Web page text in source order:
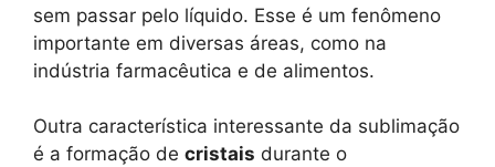
sem passar pelo líquido. Esse é um fenômeno
importante em diversas áreas, como na
indústria farmacêutica e de alimentos.
Outra característica interessante da sublimação
é a formação de cristais durante o